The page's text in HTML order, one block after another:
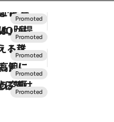
ルで！」